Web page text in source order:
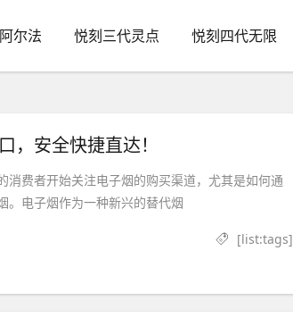
尔法 悦刻三代灵点 悦刻四代无限
，安全快捷直达！
消费者开始关注电子烟的购买渠道，尤其是如何通
。电子烟作为一种新兴的替代烟
[list:tags]